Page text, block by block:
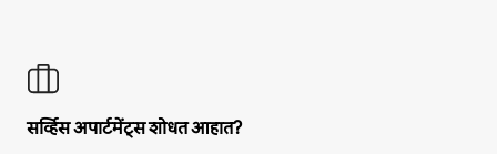
सर्व्हिस अपार्टमेंट्स शोधत आहात?